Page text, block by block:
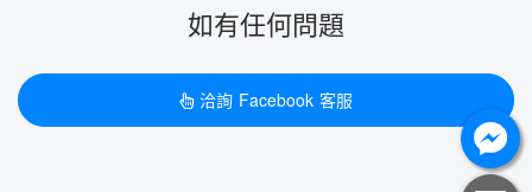
如有任何問題
洽詢 Facebook 客服